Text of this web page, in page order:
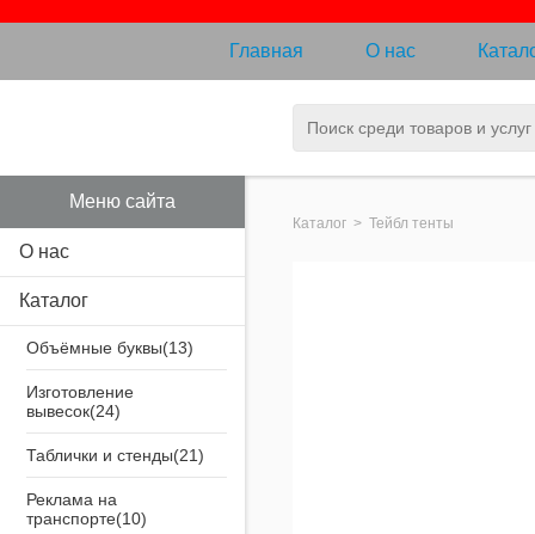
Главная О нас
Меню сайта
О нас
Каталог
Объёмные буквы
Изготовление
вывесок
Таблички и стенды
Реклама на
транспорте
Каталог > Тейбл тенты